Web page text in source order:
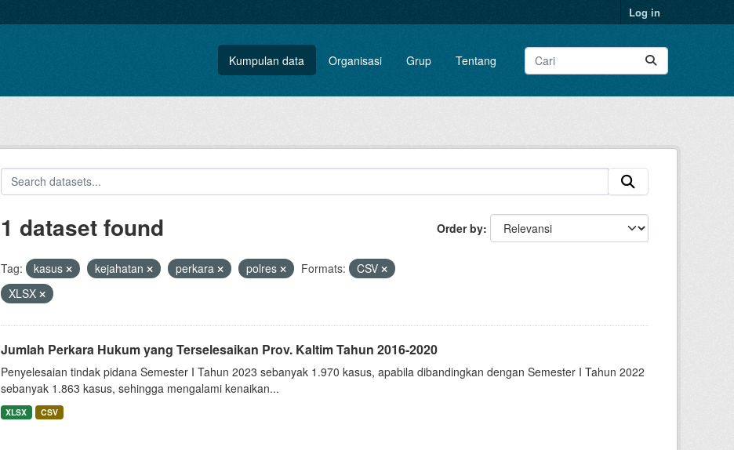
Log in
Kumpulan data Organisasi Grup Tentang
Order by
1 dataset found
Tag: kasus kejahatan perkara polres Formats:
CSV
XLSX
Jumlah Perkara Hukum yang Terselesaikan Prov. Kaltim Tahun 2016-2020
Penyelesaian tindak pidana Semester I Tahun 2023 sebanyak 1.970 kasus, apabila dibandingkan dengan Semester I Tahun 2022
sebanyak 1.863 kasus, sehingga mengalami kenaikan...
XLSX CSV